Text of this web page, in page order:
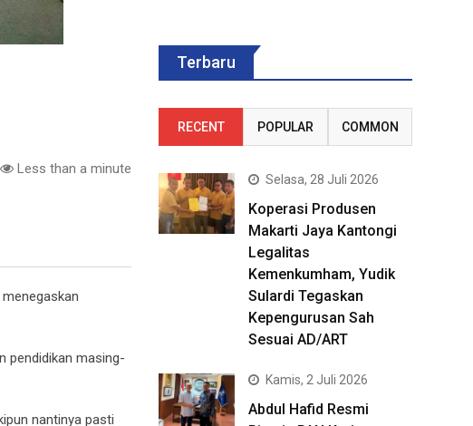
Less than a minute
pendidikan masing-
nantinya pasti
Terbaru
RECENT POPULAR COMMON
Selasa, 28 Juli 2026
Koperasi Produsen
Makarti Jaya Kantongi
Legalitas
Kemenkumham, Yudik
Sulardi Tegaskan
Kepengurusan Sah
Sesuai AD/ART
Kamis, 2 Juli 2026
Abdul Hafid Resmi